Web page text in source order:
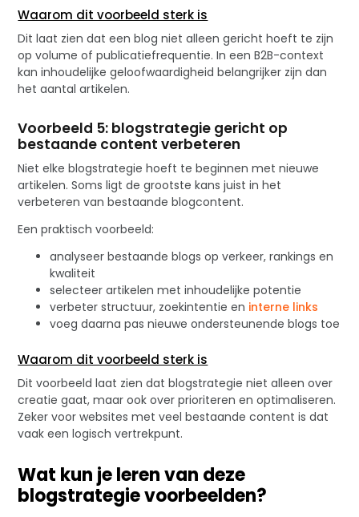
Waarom dit voorbeeld sterk is
Dit laat zien dat een blog niet alleen gericht hoeft te zijn
op volume of publicatiefrequentie. In een B2B-context
kan inhoudelijke geloofwaardigheid belangrijker zijn dan
het aantal artikelen.
Voorbeeld 5: blogstrategie gericht op
bestaande content verbeteren
Niet elke blogstrategie hoeft te beginnen met nieuwe
artikelen. Soms ligt de grootste kans juist in het
verbeteren van bestaande blogcontent.
Een praktisch voorbeeld:
analyseer bestaande blogs op verkeer, rankings en
kwaliteit
selecteer artikelen met inhoudelijke potentie
verbeter structuur, zoekintentie en interne links
voeg daarna pas nieuwe ondersteunende blogs toe
Waarom dit voorbeeld sterk is
Dit voorbeeld laat zien dat blogstrategie niet alleen over
creatie gaat, maar ook over prioriteren en optimaliseren.
Zeker voor websites met veel bestaande content is dat
vaak een logisch vertrekpunt.
Wat kun je leren van deze
blogstrategie voorbeelden?